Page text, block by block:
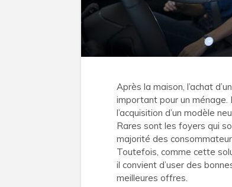
Après la maison, l’achat
important pour un ménage.
l’acquisition d’un modèle
Rares sont les foyers qui
majorité des
Toutefois, comme cette
il convient d’user des
meilleures offres.